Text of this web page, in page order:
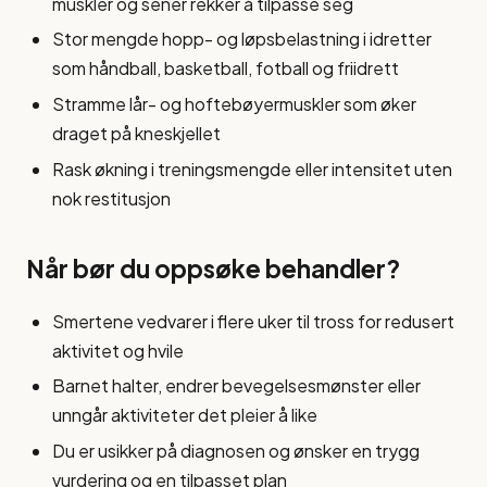
Stor mengde hopp- og løpsbelastning i idretter
som håndball, basketball, fotball og friidrett
Stramme lår- og hoftebøyermuskler som øker
draget på kneskjellet
Rask økning i treningsmengde eller intensitet uten
nok restitusjon
Når bør du oppsøke behandler?
Smertene vedvarer i flere uker til tross for redusert
aktivitet og hvile
Barnet halter, endrer bevegelsesmønster eller
unngår aktiviteter det pleier å like
Du er usikker på diagnosen og ønsker en trygg
vurdering og en tilpasset plan